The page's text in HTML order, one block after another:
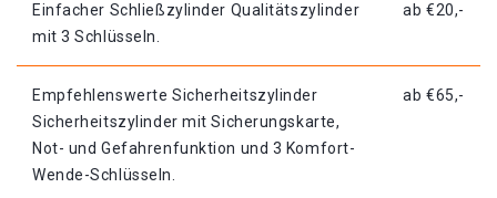
Einfacher Schließzylinder Qualitätszylinder
mit 3 Schlüsseln.
ab €20,-
Empfehlenswerte Sicherheitszylinder
Sicherheitszylinder mit Sicherungskarte,
Not- und Gefahrenfunktion und 3 Komfort-
Wende-Schlüsseln.
ab €65,-